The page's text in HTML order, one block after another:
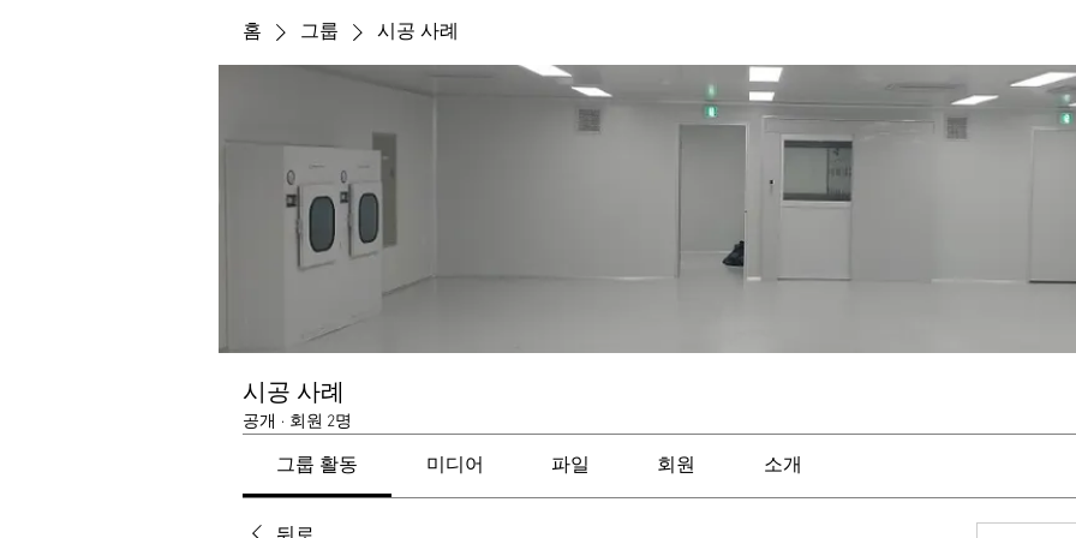
홈 그룹 시공 사례
시공 사례
공개 · 회원 2명
그룹 활동 미디어 파일 회원 소개